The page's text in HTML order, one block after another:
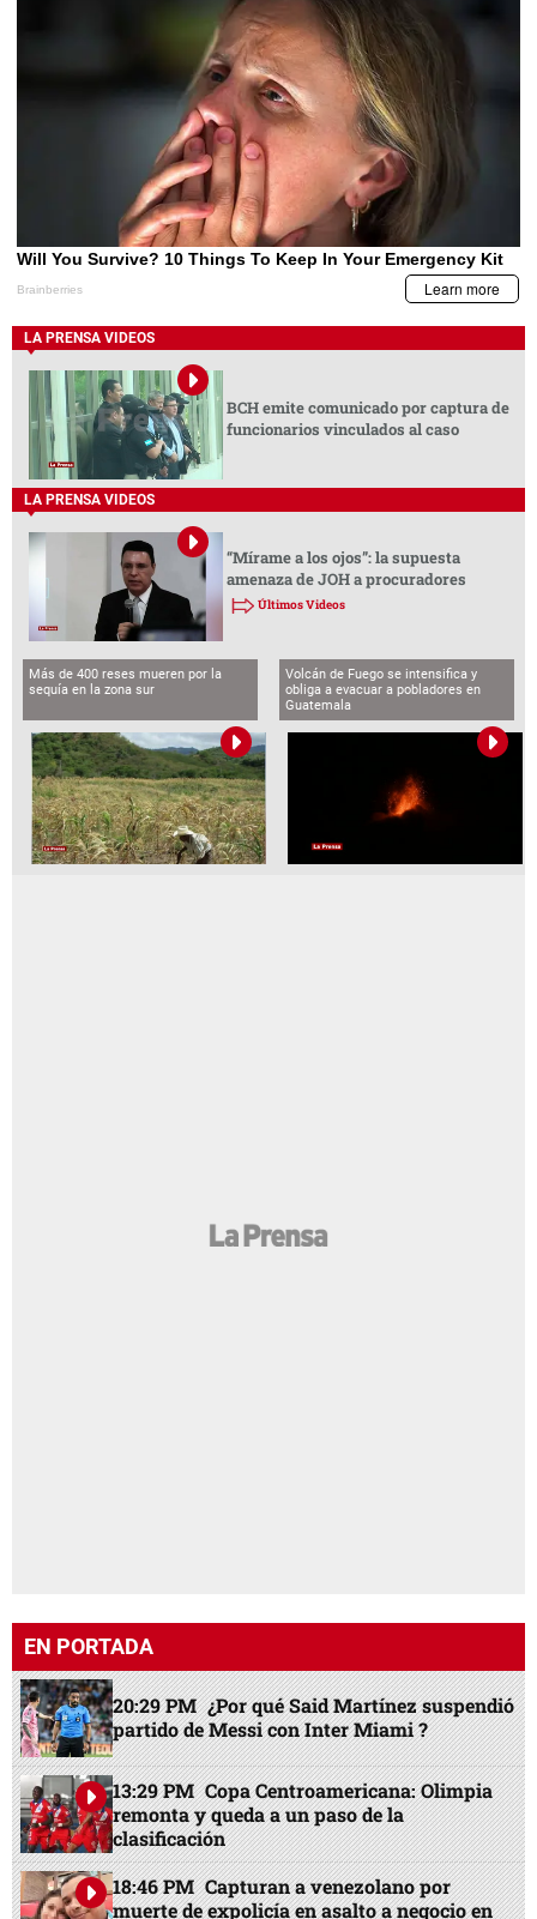
LA PRENSA VIDEOS
BCH emite comunicado por captura de
funcionarios vinculados al caso
LA PRENSA VIDEOS
“Mírame a los ojos”: la supuesta
amenaza de JOH a procuradores
Últimos Videos
Más de 400 reses mueren por la
sequía en la zona sur
Volcán de Fuego se intensifica y
obliga a evacuar a pobladores en
Guatemala
EN PORTADA
20:29 PM ¿Por qué Said Martínez suspendió
partido de Messi con Inter Miami ?
13:29 PM Copa Centroamericana: Olimpia
remonta y queda a un paso de la
clasificación
18:46 PM Capturan a venezolano por
muerte de expolicía en asalto a negocio en